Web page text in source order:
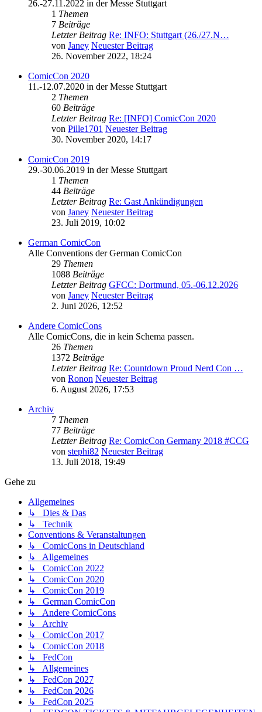
26.-27.11.2022 in der Messe Stuttgart
1 Themen
7 Beiträge
Letzter Beitrag Re: INFO: Stuttgart (26./27.N…
von Janey Neuester Beitrag
26. November 2022, 18:24
ComicCon 2020
11.-12.07.2020 in der Messe Stuttgart
2 Themen
60 Beiträge
Letzter Beitrag Re: [INFO] ComicCon 2020
von Pille1701 Neuester Beitrag
30. November 2020, 14:17
ComicCon 2019
29.-30.06.2019 in der Messe Stuttgart
1 Themen
44 Beiträge
Letzter Beitrag Re: Gast Ankündigungen
von Janey Neuester Beitrag
23. Juli 2019, 10:02
German ComicCon
Alle Conventions der German ComicCon
29 Themen
1088 Beiträge
Letzter Beitrag GFCC: Dortmund, 05.-06.12.2026
von Janey Neuester Beitrag
2. Juni 2026, 12:52
Andere ComicCons
Alle ComicCons, die in kein Schema passen.
26 Themen
1372 Beiträge
Letzter Beitrag Re: Countdown Proud Nerd Con …
von Ronon Neuester Beitrag
6. August 2026, 17:53
Archiv
7 Themen
77 Beiträge
Letzter Beitrag Re: ComicCon Germany 2018 #CCG
von stephi82 Neuester Beitrag
13. Juli 2018, 19:49
Gehe zu
Allgemeines
↳ Dies & Das
↳ Technik
Conventions & Veranstaltungen
↳ ComicCons in Deutschland
↳ Allgemeines
↳ ComicCon 2022
↳ ComicCon 2020
↳ ComicCon 2019
↳ German ComicCon
↳ Andere ComicCons
↳ Archiv
↳ ComicCon 2017
↳ ComicCon 2018
↳ FedCon
↳ Allgemeines
↳ FedCon 2027
↳ FedCon 2026
↳ FedCon 2025